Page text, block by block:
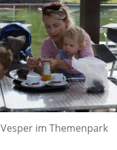
Vesper im Themenpark